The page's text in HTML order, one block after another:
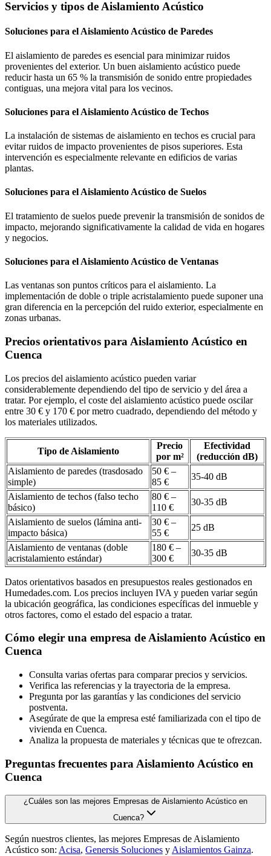
Servicios y tipos de Aislamiento Acústico
Soluciones para el Aislamiento Acústico de Paredes
El aislamiento de paredes es esencial para minimizar ruidos
provenientes del exterior. Un buen aislamiento acústico puede
reducir hasta un 65 % la transmisión de sonido entre propiedades
contiguas, una mejora vital para los vecinos.
Soluciones para el Aislamiento Acústico de Techos
La instalación de sistemas de aislamiento en techos es crucial para
evitar ruidos de impacto provenientes de pisos superiores. Esta
intervención es especialmente relevante en edificios de varias
plantas.
Soluciones para el Aislamiento Acústico de Suelos
El tratamiento de suelos puede prevenir la transmisión de sonidos de
impacto, mejorando significativamente la calidad de vida en hogares
y negocios.
Soluciones para el Aislamiento Acústico de Ventanas
Las ventanas son puntos críticos para el aislamiento. La
implementación de doble o triple acristalamiento puede suponer una
gran diferencia en la percepción del ruido exterior, especialmente en
zonas urbanas.
Precios orientativos para Aislamiento Acústico en
Cuenca
Los precios del aislamiento acústico pueden variar
considerablemente dependiendo del tipo de servicio y del área a
tratar. Por ejemplo, el coste del aislamiento acústico puede oscilar
entre 30 € y 170 € por metro cuadrado, dependiendo del método y
los materiales utilizados.
Tipo de Aislamiento
Precio
por m²
Efectividad
(reducción dB)
Aislamiento de paredes (trasdosado
simple)
50 € –
85 €
35-40 dB
Aislamiento de techos (falso techo
básico)
80 € –
110 €
30-35 dB
Aislamiento de suelos (lámina anti-
impacto básica)
30 € –
55 €
25 dB
Aislamiento de ventanas (doble
acristalamiento estándar)
180 € –
300 €
30-35 dB
Datos orientativos basados en presupuestos reales gestionados en
Humedades.com. Los precios incluyen IVA y pueden variar según
la ubicación geográfica, las condiciones específicas del inmueble y
otros factores, como el estado del espacio a tratar.
Cómo elegir una empresa de Aislamiento Acústico en
Cuenca
Consulta varias ofertas para comparar precios y servicios.
Verifica las referencias y la trayectoria de la empresa.
Pregunta por las garantías y las condiciones del servicio
postventa.
Asegúrate de que la empresa esté familiarizada con el tipo de
vivienda en Cuenca.
Analiza la propuesta de materiales y técnicas que te ofrezcan.
Preguntas frecuentes para Aislamiento Acústico en
Cuenca
¿Cuáles son las mejores Empresas de Aislamiento Acústico en
Cuenca?
Según nuestros clientes, las mejores Empresas de Aislamiento
Acústico son: Acisa, Genersis Soluciones yAislamientos Gainza.